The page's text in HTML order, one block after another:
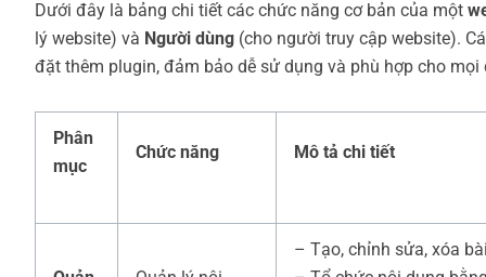
Dưới đây là bảng chi tiết các chức năng cơ bản của một
lý website) và Người dùng (cho người truy cập website).
đặt thêm plugin, đảm bảo dễ sử dụng và phù hợp cho mọi
Phân
mục
Chức năng Mô tả chi tiết
– Tạo, chỉnh sửa, xóa